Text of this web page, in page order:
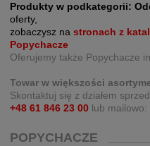
Produkty w podkategorii:
oferty,
zobaczysz na stronach z
Popychacze
Oferujemy także Popychacze
Towar w większości
Skontaktuj się z działem
+48 61 846 23 00 lub mailowo:
POPYCHACZE